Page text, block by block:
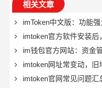
相关文章
imToken中文版：功能强大的
imtoken官方软件安装后，如何
im钱包官方网站：资金管
imtoken网址常变动，
imtoken官网常见问题汇总